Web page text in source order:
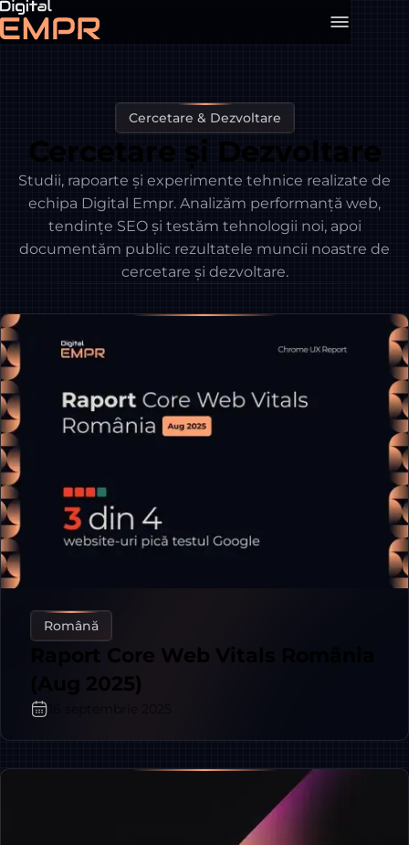
Cercetare & Dezvoltare
Cercetare și Dezvoltare
Studii, rapoarte și experimente tehnice realizate de
echipa Digital Empr. Analizăm performanță web,
tendințe SEO și testăm tehnologii noi, apoi
documentăm public rezultatele muncii noastre de
cercetare și dezvoltare.
Română
Raport Core Web Vitals România
(Aug 2025)